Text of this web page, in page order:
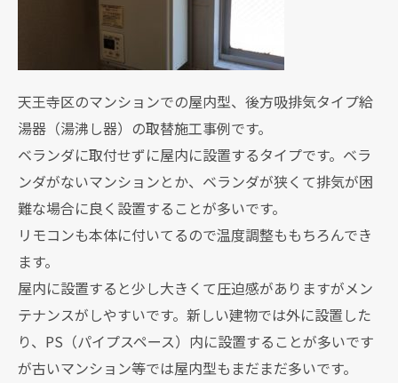
天王寺区のマンションでの屋内型、後方吸排気タイプ給
湯器（湯沸し器）の取替施工事例です。
ベランダに取付せずに屋内に設置するタイプです。ベラ
ンダがないマンションとか、ベランダが狭くて排気が困
難な場合に良く設置することが多いです。
リモコンも本体に付いてるので温度調整ももちろんでき
ます。
屋内に設置すると少し大きくて圧迫感がありますがメン
テナンスがしやすいです。新しい建物では外に設置した
り、PS（パイプスペース）内に設置することが多いです
が古いマンション等では屋内型もまだまだ多いです。